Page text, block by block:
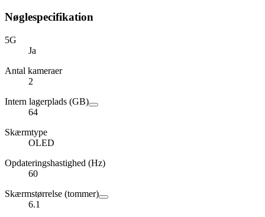
Nøglespecifikation
5G
Ja
Antal kameraer
2
Intern lagerplads (GB)
64
Skærmtype
OLED
Opdateringshastighed (Hz)
60
Skærmstørrelse (tommer)
6.1